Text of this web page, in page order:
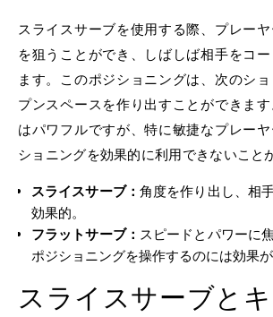
スライスサーブを使用する際、プレー
を狙うことができ、しばしば相手をコ
ます。このポジショニングは、次のシ
プンスペースを作り出すことができま
はパワフルですが、特に敏捷なプレー
ショニングを効果的に利用できないこと
スライスサーブ： 角度を作り出し、相
効果的。
フラットサーブ： スピードとパワーに
ポジショニングを操作するのには効果が
スライスサーブと